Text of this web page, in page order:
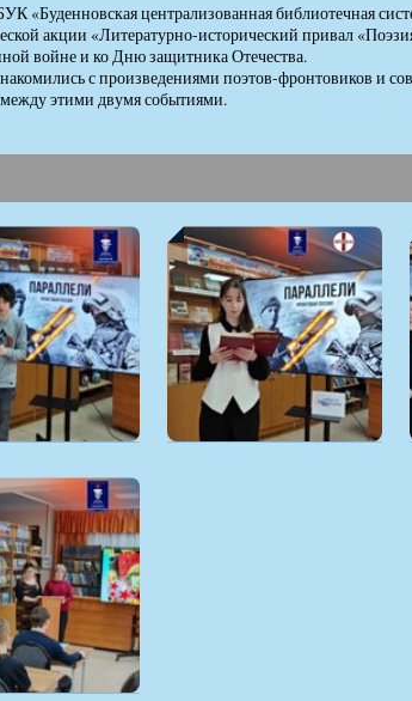
«Буденновская централизованная библиотечная
акции «Литературно-исторический привал
войне и ко Дню защитника Отечества.
с произведениями поэтов-фронтовиков и
между этими двумя событиями.